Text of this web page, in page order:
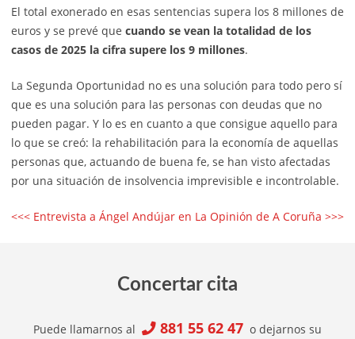
El total exonerado en esas sentencias supera los 8 millones de
euros y se prevé que cuando se vean la totalidad de los
casos de 2025 la cifra supere los 9 millones.
La Segunda Oportunidad no es una solución para todo pero sí
que es una solución para las personas con deudas que no
pueden pagar. Y lo es en cuanto a que consigue aquello para
lo que se creó: la rehabilitación para la economía de aquellas
personas que, actuando de buena fe, se han visto afectadas
por una situación de insolvencia imprevisible e incontrolable.
<<< Entrevista a Ángel Andújar en La Opinión de A Coruña >>>
Concertar cita
Puede llamarnos al 881 55 62 47 o dejarnos su